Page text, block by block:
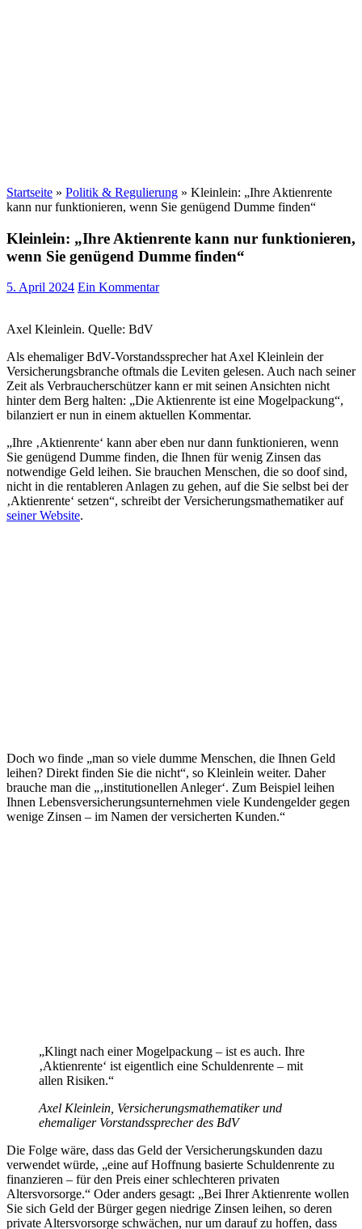
Startseite » Politik & Regulierung » Kleinlein: „Ihre Aktienrente
kann nur funktionieren, wenn Sie genügend Dumme finden“
Kleinlein: „Ihre Aktienrente kann nur funktionieren,
wenn Sie genügend Dumme finden“
5. April 2024 Ein Kommentar
Axel Kleinlein. Quelle: BdV
Als ehemaliger BdV-Vorstandssprecher hat Axel Kleinlein der
Versicherungsbranche oftmals die Leviten gelesen. Auch nach seiner
Zeit als Verbraucherschützer kann er mit seinen Ansichten nicht
hinter dem Berg halten: „Die Aktienrente ist eine Mogelpackung“,
bilanziert er nun in einem aktuellen Kommentar.
„Ihre ‚Aktienrente‘ kann aber eben nur dann funktionieren, wenn
Sie genügend Dumme finden, die Ihnen für wenig Zinsen das
notwendige Geld leihen. Sie brauchen Menschen, die so doof sind,
nicht in die rentableren Anlagen zu gehen, auf die Sie selbst bei der
‚Aktienrente‘ setzen“, schreibt der Versicherungsmathematiker auf
seiner Website.
Doch wo finde „man so viele dumme Menschen, die Ihnen Geld
leihen? Direkt finden Sie die nicht“, so Kleinlein weiter. Daher
brauche man die „‚institutionellen Anleger‘. Zum Beispiel leihen
Ihnen Lebensversicherungsunternehmen viele Kundengelder gegen
wenige Zinsen – im Namen der versicherten Kunden.“
„Klingt nach einer Mogelpackung – ist es auch. Ihre
‚Aktienrente‘ ist eigentlich eine Schuldenrente – mit
allen Risiken.“
Axel Kleinlein, Versicherungsmathematiker und
ehemaliger Vorstandssprecher des BdV
Die Folge wäre, dass das Geld der Versicherungskunden dazu
verwendet würde, „eine auf Hoffnung basierte Schuldenrente zu
finanzieren – für den Preis einer schlechteren privaten
Altersvorsorge.“ Oder anders gesagt: „Bei Ihrer Aktienrente wollen
Sie sich Geld der Bürger gegen niedrige Zinsen leihen, so deren
private Altersvorsorge schwächen, nur um darauf zu hoffen, dass